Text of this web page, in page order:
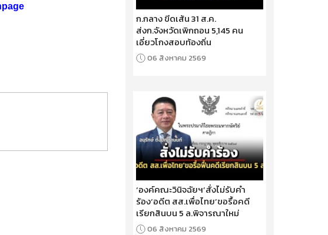
ก.กลาง ขีดเส้น 31 ส.ค.
ส่งก.จังหวัดเพิกถอน 5,145 คน
เอี่ยวโกงสอบท้องถิ่น
06 สิงหาคม 2569
‘องค์คณะวินิจฉัยฯ’สั่งไม่รับคำ
ร้อง‘อดีต สส.เพื่อไทย’ขอรื้อคดี
เรียกสินบน 5 ล.พิจารณาใหม่
06 สิงหาคม 2569